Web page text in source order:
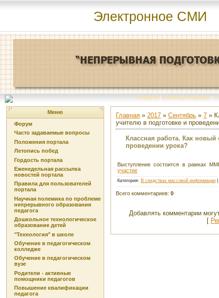
Электронное СМИ
Главная | Команда портала | О
Меню
Форум
Часто задаваемые вопросы
Положения портала
Летопись побед
Гордость портала
Еженедельная рассылка
новостей портала
Правила для пользователей
портала
Научная полемика по проблеме
непрерывного образования
педагога
Дошкольное технологическое
образование детей
"Технология" в школе
Обучение в педагогическом
колледже
Обучение в педагогическом
вузе
Родители - активные
помощники педагогов
Повышение квалификации
педагога
Главная » 2017 » Сентябрь » 7 »
учителю в подготовке и
Классная работа. Как
проведении урока?
Выступление состоится в рамках
участие
Категория: В средствах массовой информации
Всего комментариев: 0
Добавлять комментарии
[